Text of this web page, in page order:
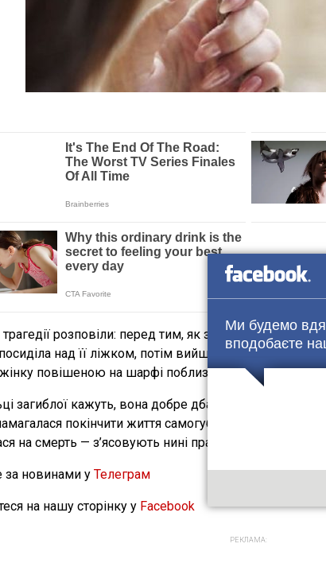
розповіли: перед тим, як звести рахунки з
над її ліжком, потім вийшла на вулицю й не
повішеною на шарфі поблизу сараю.
загиблої кажуть, вона добре дбала про дитину, не
покінчити життя самогубством, остання
на смерть — з’ясовують нині правоохоронці.
за новинами у Телеграм
на нашу сторінку у Facebook
РЕКЛАМА:
Ми будемо
вподобаєте